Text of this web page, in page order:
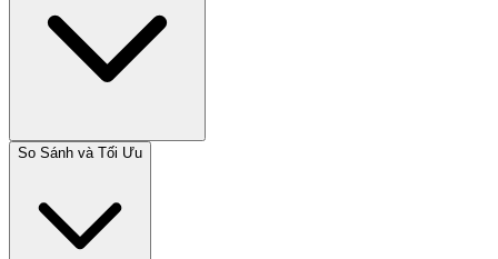
So Sánh và Tối Ưu